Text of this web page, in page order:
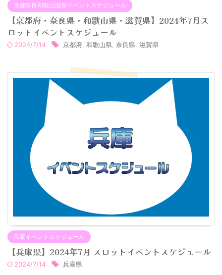
京都奈良和歌山滋賀イベントスケジュール
【京都府・奈良県・和歌山県・滋賀県】2024年7月ス
ロットイベントスケジュール
2024/7/14 京都府 和歌山県 奈良県 滋賀県
兵庫イベントスケジュール
【兵庫県】2024年7月 スロットイベントスケジュール
2024/7/14 兵庫県